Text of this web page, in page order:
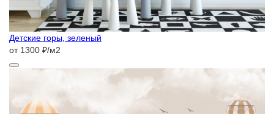
Детские горы, зеленый
от 1300 ₽/м2